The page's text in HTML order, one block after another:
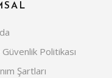
Politikası
Şartları